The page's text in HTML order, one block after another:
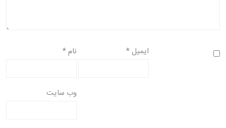
نام* ایمیل*
وب‌ سایت